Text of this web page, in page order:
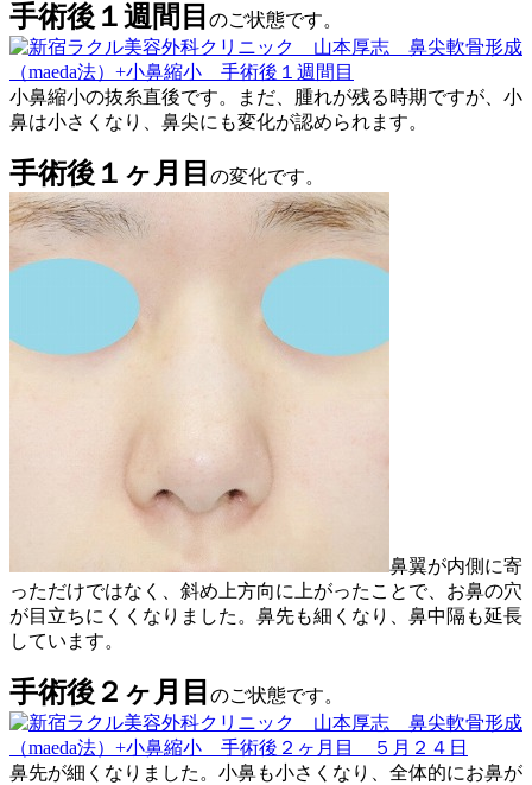
手術後１週間目 のご状態です。
小鼻縮小の抜糸直後です。まだ、腫れが残る時期ですが、小
鼻は小さくなり、鼻尖にも変化が認められます。
手術後１ヶ月目 の変化です。
鼻翼が内側に寄
っただけではなく、斜め上方向に上がったことで、お鼻の穴
が目立ちにくくなりました。鼻先も細くなり、鼻中隔も延長
しています。
手術後２ヶ月目 のご状態です。
鼻先が細くなりました。小鼻も小さくなり、全体的にお鼻が